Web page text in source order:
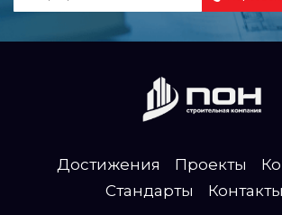
Достижения Проекты
Стандарты
Контакты